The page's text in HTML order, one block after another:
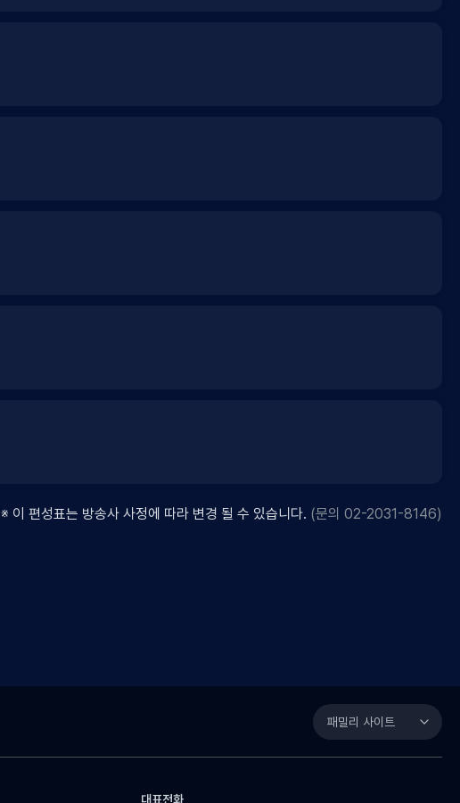
※ 이 편성표는 방송사 사정에 따라 변경 될 수 있습니다. (문의 02-2031-8146)
패밀리 사이트
대표전화